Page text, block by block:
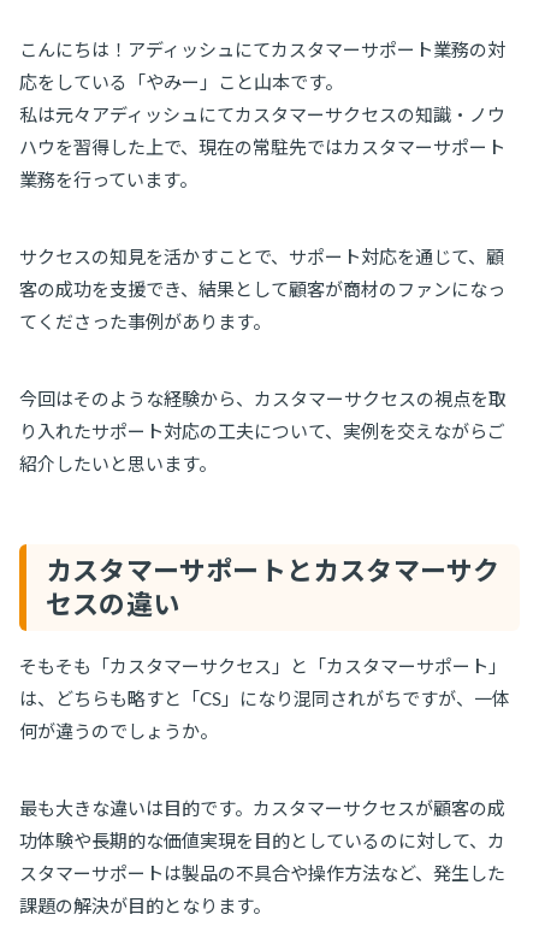
メルマガ登録
相談する
こんにちは！アディッシュにてカスタマーサポート業務の対
応をしている「やみー」こと山本です。
私は元々アディッシュにてカスタマーサクセスの知識・ノウ
ハウを習得した上で、現在の常駐先ではカスタマーサポート
業務を行っています。
サクセスの知見を活かすことで、サポート対応を通じて、顧
客の成功を支援でき、結果として顧客が商材のファンになっ
てくださった事例があります。
今回はそのような経験から、カスタマーサクセスの視点を取
り入れたサポート対応の工夫について、実例を交えながらご
紹介したいと思います。
カスタマーサポートとカスタマーサク
セスの違い
そもそも「カスタマーサクセス」と「カスタマーサポート」
は、どちらも略すと「CS」になり混同されがちですが、一体
何が違うのでしょうか。
最も大きな違いは目的です。カスタマーサクセスが顧客の成
功体験や長期的な価値実現を目的としているのに対して、カ
スタマーサポートは製品の不具合や操作方法など、発生した
課題の解決が目的となります。